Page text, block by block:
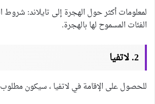
لمعلومات أكثر حول الهجرة إلى تايلاند: شروط
الفئات المسموح لها بالهجرة.
2. لاتفيا
للحصول على الإقامة في لاتفيا ، سيكون